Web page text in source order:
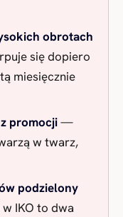
obrotach
się dopiero
miesięcznie
promocji—
w twarz,
podzielony
IKO to dwa